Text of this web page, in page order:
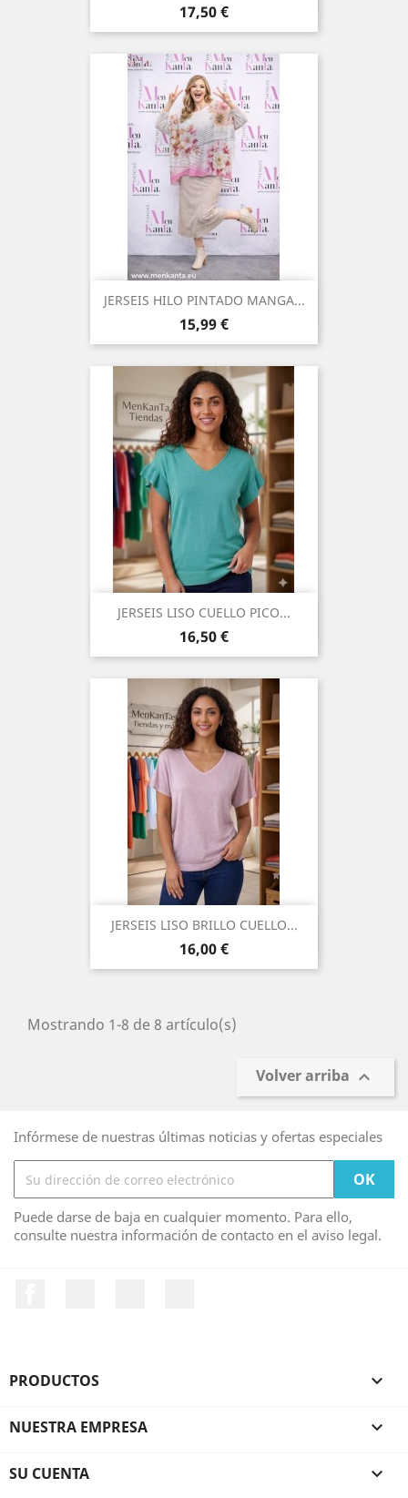
Precio
17,50 €
JERSEIS HILO PINTADO MANGA...
Precio
15,99 €
JERSEIS LISO CUELLO PICO...
Precio
16,50 €
JERSEIS LISO BRILLO CUELLO...
Precio
16,00 €
Mostrando 1-8 de 8 artículo(s)
Volver arriba 
Infórmese de nuestras últimas noticias y ofertas especiales
Puede darse de baja en cualquier momento. Para ello,
consulte nuestra información de contacto en el aviso legal.
PRODUCTOS 
NUESTRA EMPRESA 
SU CUENTA 